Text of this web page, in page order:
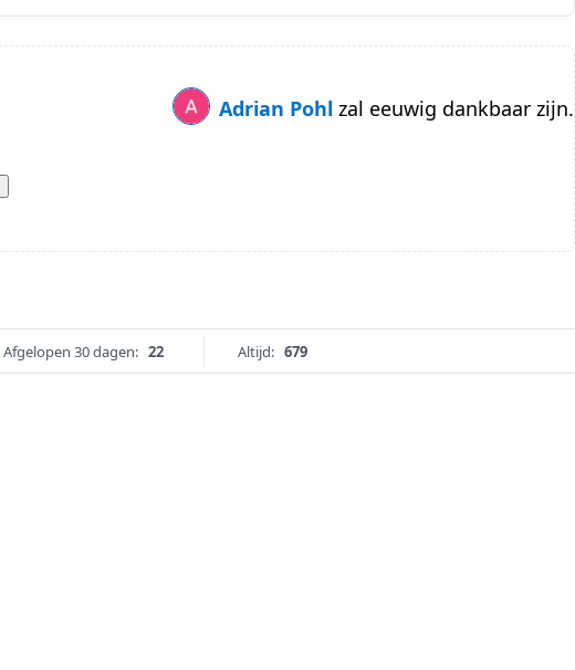
Adrian Pohl zal eeuwig dankbaar zijn.
Afgelopen 30 dagen: 22 Altijd: 679